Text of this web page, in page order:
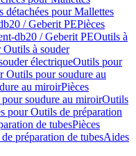
détachées pour Mallettes
/ Geberit PEPièces
db20 / Geberit PEOutils à
Outils à souder
électriqueOutils pour
Outils pour soudure au
au miroirPièces
soudure au miroirOutils
pour Outils de préparation
de tubesPièces
préparation de tubesAides